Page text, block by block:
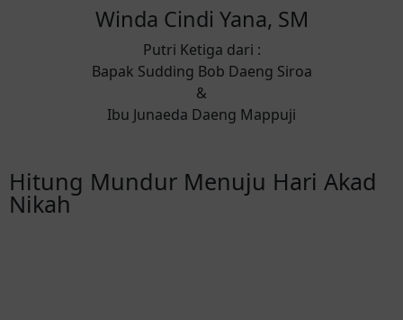
Winda Cindi Yana, SM
Putri Ketiga dari :
Bapak Sudding Bob Daeng Siroa
&
Ibu Junaeda Daeng Mappuji
Hitung Mundur Menuju Hari Akad
Nikah